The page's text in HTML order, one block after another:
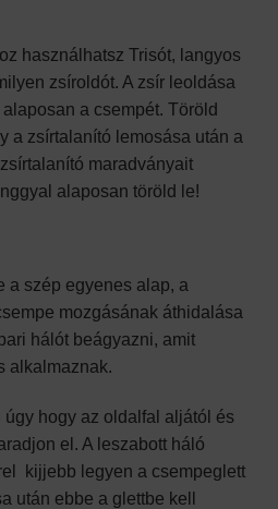
használhatsz Trisót, langyos
zsíroldót. A zsír leoldása
a csempét. Töröld
a zsírtalanító lemosása után a
maradványait
alaposan töröld le!
a szép egyenes alap, a
mozgásának áthidalása
hálót beágyazni, amit
alkalmaznak.
hogy az oldalfal aljától és
el. A leszabott háló
kijjebb legyen a csempeglett
után ebbe a glettbe kell